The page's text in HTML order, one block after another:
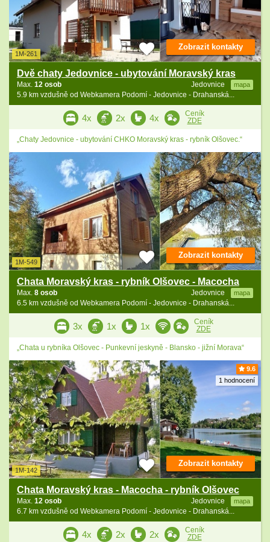
1M-261
Dvě chaty Jedovnice - ubytování Moravský kras
Jedovnice mapa
Max. 12 osob
5.9 km vzdušně od Webkamera Podomí - Jedovnice - Drahanská...
Zobrazit kontakty
4x 2x 4x
Ceník
ZDE
„Chaty Jedovnice - ubytování CHKO Moravský kras - rybník Olšovec.“
1M-549
Chata Moravský kras - rybník Olšovec - Macocha
Jedovnice mapa
Max. 8 osob
6.5 km vzdušně od Webkamera Podomí - Jedovnice - Drahanská...
Zobrazit kontakty
3x 1x 1x
Ceník
ZDE
„Chata u rybníka Olšovec - Punkevní jeskyně - Blansko - jižní Morava“
9.6
1 hodnocení
1M-142
Chata Moravský kras - Macocha - rybník Olšovec
Jedovnice mapa
Max. 12 osob
6.7 km vzdušně od Webkamera Podomí - Jedovnice - Drahanská...
Zobrazit kontakty
4x 2x 2x
Ceník
ZDE